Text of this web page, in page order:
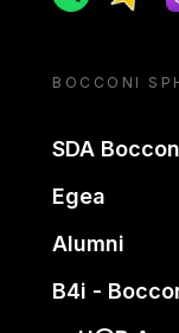
BOCCONI
SDA
Egea
Alumni
B4i -